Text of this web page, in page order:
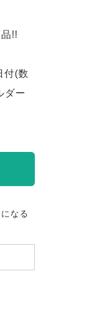
!!
付(数
ダー
なる